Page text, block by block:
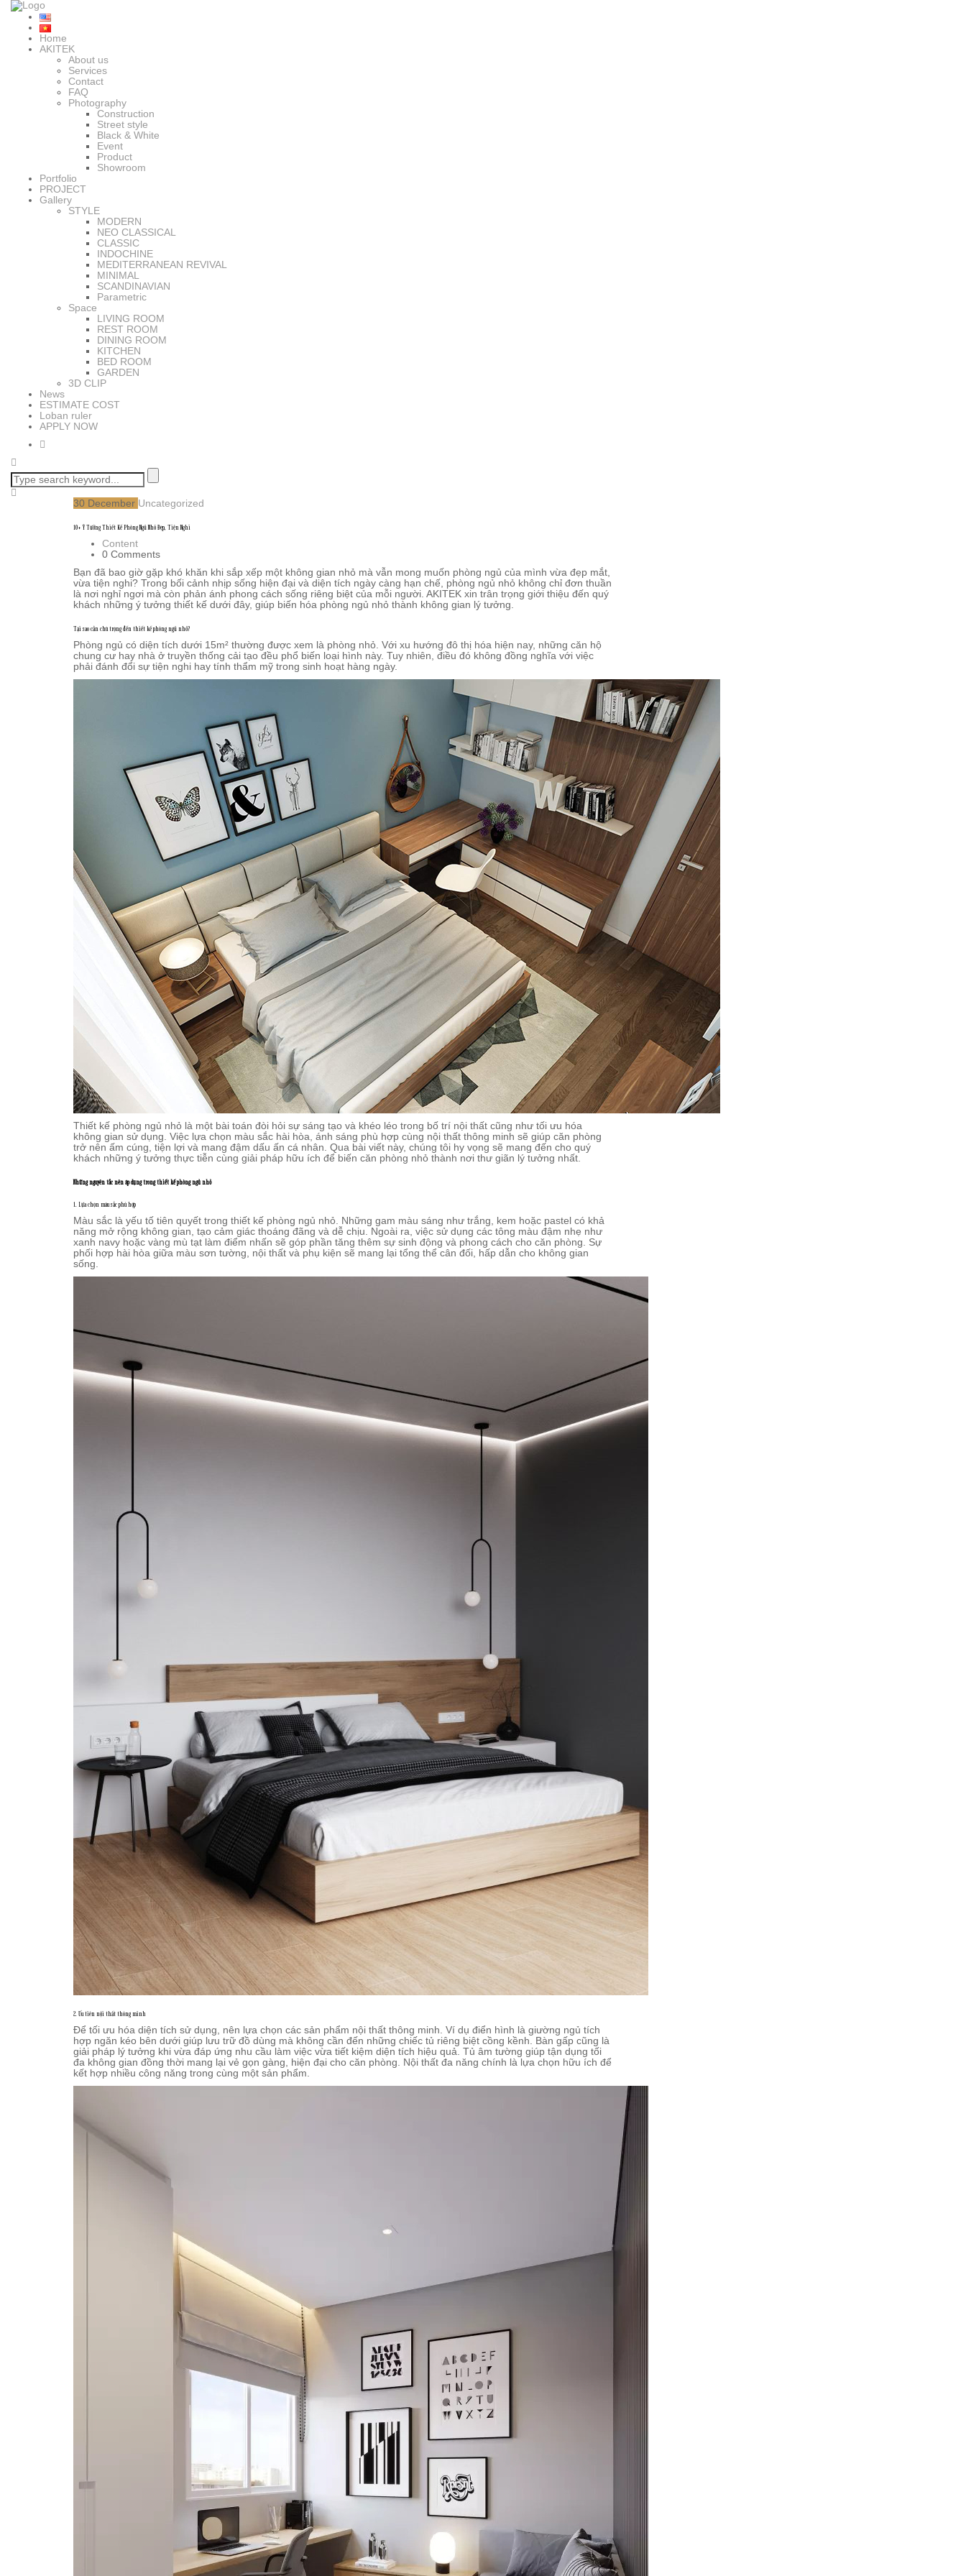
Home
AKITEK
About us
Services
Contact
FAQ
Photography
Construction
Street style
Black & White
Event
Product
Showroom
Portfolio
PROJECT
Gallery
STYLE
MODERN
NEO CLASSICAL
CLASSIC
INDOCHINE
MEDITERRANEAN REVIVAL
MINIMAL
SCANDINAVIAN
Parametric
Space
LIVING ROOM
REST ROOM
DINING ROOM
KITCHEN
BED ROOM
GARDEN
3D CLIP
News
ESTIMATE COST
Loban ruler
APPLY NOW
30 December Uncategorized
10+ Ý Tưởng Thiết Kế Phòng Ngủ Nhỏ Đẹp, Tiện Nghi
Content
0 Comments
Bạn đã bao giờ gặp khó khăn khi sắp xếp một không gian nhỏ mà vẫn mong muốn phòng ngủ của mình vừa đẹp mắt,
vừa tiện nghi? Trong bối cảnh nhịp sống hiện đại và diện tích ngày càng hạn chế, phòng ngủ nhỏ không chỉ đơn thuần
là nơi nghỉ ngơi mà còn phản ánh phong cách sống riêng biệt của mỗi người. AKITEK xin trân trọng giới thiệu đến quý
khách những ý tưởng thiết kế dưới đây, giúp biến hóa phòng ngủ nhỏ thành không gian lý tưởng.
Tại sao cần chú trọng đến thiết kế phòng ngủ nhỏ?
Phòng ngủ có diện tích dưới 15m² thường được xem là phòng nhỏ. Với xu hướng đô thị hóa hiện nay, những căn hộ
chung cư hay nhà ở truyền thống cải tạo đều phổ biến loại hình này. Tuy nhiên, điều đó không đồng nghĩa với việc
phải đánh đổi sự tiện nghi hay tính thẩm mỹ trong sinh hoạt hàng ngày.
Thiết kế phòng ngủ nhỏ là một bài toán đòi hỏi sự sáng tạo và khéo léo trong bố trí nội thất cũng như tối ưu hóa
không gian sử dụng. Việc lựa chọn màu sắc hài hòa, ánh sáng phù hợp cùng nội thất thông minh sẽ giúp căn phòng
trở nên ấm cúng, tiện lợi và mang đậm dấu ấn cá nhân. Qua bài viết này, chúng tôi hy vọng sẽ mang đến cho quý
khách những ý tưởng thực tiễn cùng giải pháp hữu ích để biến căn phòng nhỏ thành nơi thư giãn lý tưởng nhất.
Những nguyên tắc nên áp dụng trong thiết kế phòng ngủ nhỏ
1. Lựa chọn màu sắc phù hợp
Màu sắc là yếu tố tiên quyết trong thiết kế phòng ngủ nhỏ. Những gam màu sáng như trắng, kem hoặc pastel có khả
năng mở rộng không gian, tạo cảm giác thoáng đãng và dễ chịu. Ngoài ra, việc sử dụng các tông màu đậm nhẹ như
xanh navy hoặc vàng mù tạt làm điểm nhấn sẽ góp phần tăng thêm sự sinh động và phong cách cho căn phòng. Sự
phối hợp hài hòa giữa màu sơn tường, nội thất và phụ kiện sẽ mang lại tổng thể cân đối, hấp dẫn cho không gian
sống.
2. Ưu tiên nội thất thông minh
Để tối ưu hóa diện tích sử dụng, nên lựa chọn các sản phẩm nội thất thông minh. Ví dụ điển hình là giường ngủ tích
hợp ngăn kéo bên dưới giúp lưu trữ đồ dùng mà không cần đến những chiếc tủ riêng biệt cồng kềnh. Bàn gấp cũng là
giải pháp lý tưởng khi vừa đáp ứng nhu cầu làm việc vừa tiết kiệm diện tích hiệu quả. Tủ âm tường giúp tận dụng tối
đa không gian đồng thời mang lại vẻ gọn gàng, hiện đại cho căn phòng. Nội thất đa năng chính là lựa chọn hữu ích để
kết hợp nhiều công năng trong cùng một sản phẩm.